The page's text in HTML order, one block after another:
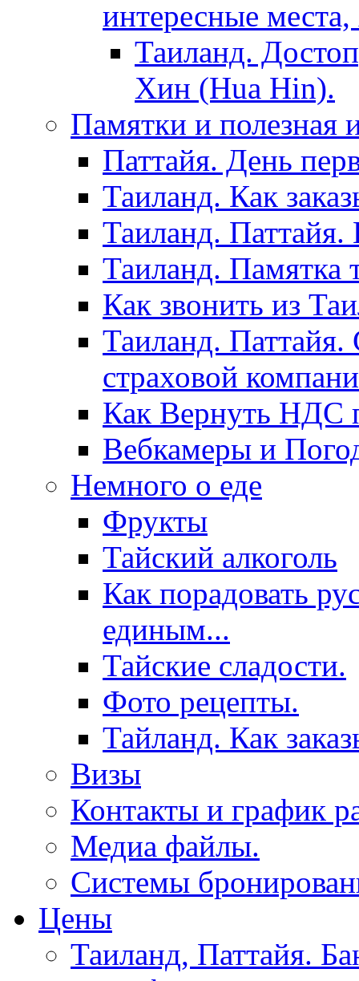
интересные
Таиланд.
Хин (Hua Hin).
Памятки и полезная
Паттайя. День
Таиланд. Как
Таиланд.
Таиланд. Памятка
Как звонить из
Таиланд. Паттайя.
страховой
Как Вернуть НДС
Вебкамеры и
Немного о еде
Фрукты
Тайский алкоголь
Как порадовать
единым...
Тайские сладости.
Фото рецепты.
Тайланд. Как
Визы
Контакты и график
Медиа файлы.
Системы
Цены
Таиланд, Паттайя.